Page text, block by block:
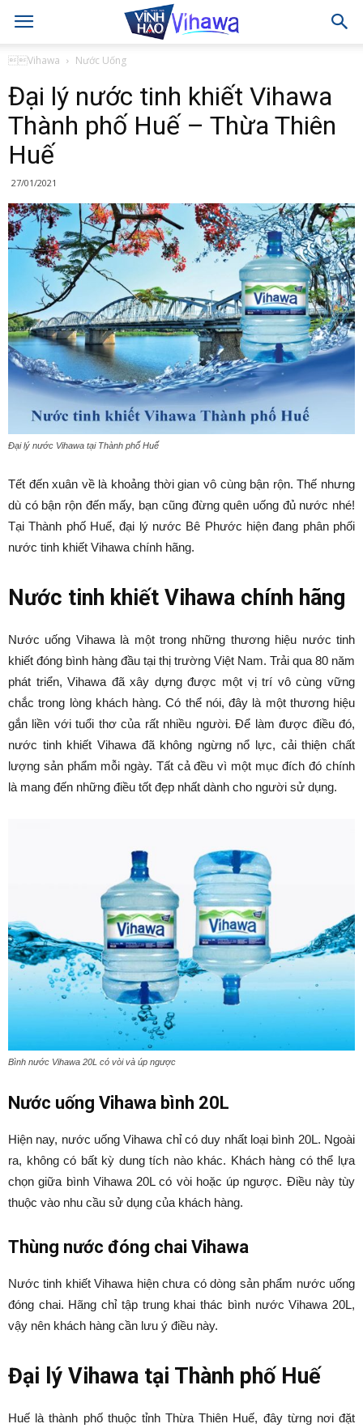
Vihawa Nước Uống
Đại lý nước tinh khiết Vihawa
Thành phố Huế – Thừa Thiên
Huế
27/01/2021
Đại lý nước Vihawa tại Thành phố Huế
Tết đến xuân về là khoảng thời gian vô cùng bận rộn. Thế nhưng
dù có bận rộn đến mấy, bạn cũng đừng quên uống đủ nước nhé!
Tại Thành phố Huế, đại lý nước Bê Phước hiện đang phân phối
nước tinh khiết Vihawa chính hãng.
Nước tinh khiết Vihawa chính hãng
Nước uống Vihawa là một trong những thương hiệu nước tinh
khiết đóng bình hàng đầu tại thị trường Việt Nam. Trải qua 80 năm
phát triển, Vihawa đã xây dựng được một vị trí vô cùng vững
chắc trong lòng khách hàng. Có thể nói, đây là một thương hiệu
gắn liền với tuổi thơ của rất nhiều người. Để làm được điều đó,
nước tinh khiết Vihawa đã không ngừng nổ lực, cải thiện chất
lượng sản phẩm mỗi ngày. Tất cả đều vì một mục đích đó chính
là mang đến những điều tốt đẹp nhất dành cho người sử dụng.
Bình nước Vihawa 20L có vòi và úp ngược
Nước uống Vihawa bình 20L
Hiện nay, nước uống Vihawa chỉ có duy nhất loại bình 20L. Ngoài
ra, không có bất kỳ dung tích nào khác. Khách hàng có thể lựa
chọn giữa bình Vihawa 20L có vòi hoặc úp ngược. Điều này tùy
thuộc vào nhu cầu sử dụng của khách hàng.
Thùng nước đóng chai Vihawa
Nước tinh khiết Vihawa hiện chưa có dòng sản phẩm nước uống
đóng chai. Hãng chỉ tập trung khai thác bình nước Vihawa 20L,
vậy nên khách hàng cần lưu ý điều này.
Đại lý Vihawa tại Thành phố Huế
Huế là thành phố thuộc tỉnh Thừa Thiên Huế, đây từng nơi đặt